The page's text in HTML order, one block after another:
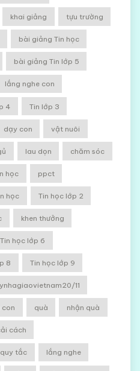
khai giảng tựu trường
bài giảng Tin học
bài giảng Tin lớp 5
lắng nghe con
4 Tin lớp 3
dạy con vật nuôi
lau dọn chăm sóc
học ppct
học Tin học lớp 2
khen thưởng
Tin học lớp 6
8 Tin học lớp 9
11
con quà nhận quà
cách
quy tắc lắng nghe